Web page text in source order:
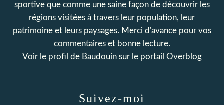
Suivez-moi
sportive que comme une saine façon de découvrir les
régions visitées à travers leur population, leur
patrimoine et leurs paysages. Merci d'avance pour vos
commentaires et bonne lecture.
Voir le profil de Baudouinsur le portail Overblog